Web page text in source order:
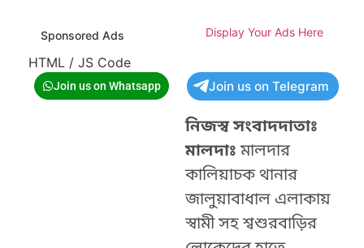
Sponsored Ads Display Your Ads Here
HTML / JS Code
Join us on Whatsapp Join us on Telegram
নিজস্ব সংবাদদাতাঃ
মালদাঃমালদার
কালিয়াচক থানার
জালুয়াবাধাল এলাকায়
স্বামী সহ শ্বশুরবাড়ির